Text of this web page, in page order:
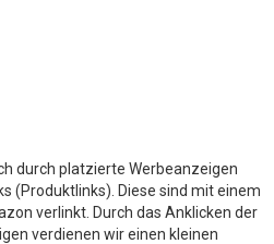
durch platzierte Werbeanzeigen
(Produktlinks). Diese sind mit einem
verlinkt. Durch das Anklicken der
verdienen wir einen kleinen